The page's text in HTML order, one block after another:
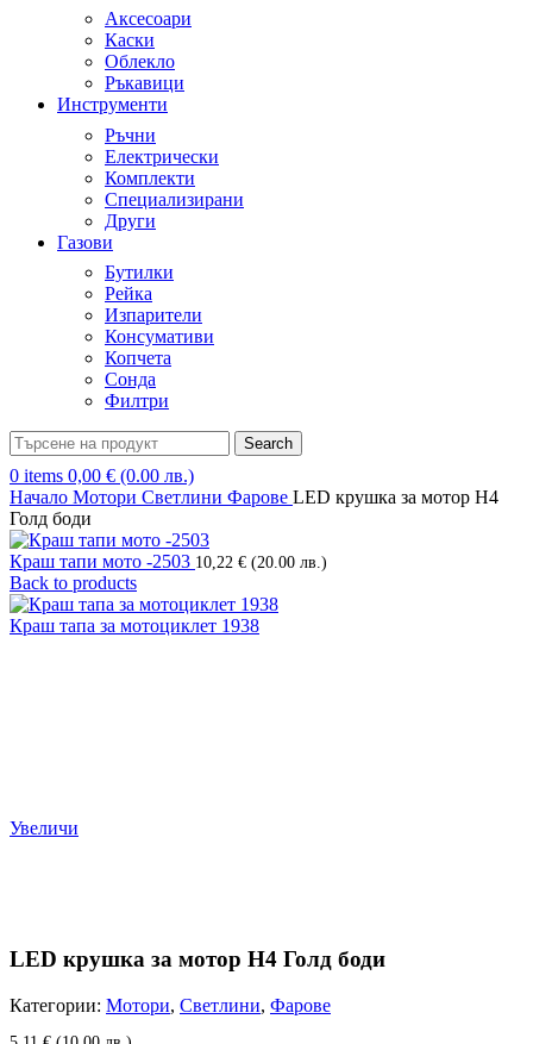
Аксесоари
Каски
Облекло
Ръкавици
Инструменти
Ръчни
Електрически
Комплекти
Специализирани
Други
Газови
Бутилки
Рейка
Изпарители
Консумативи
Копчета
Сонда
Филтри
Search
0 items 0,00 € (0.00 лв.)
Начало Мотори Светлини Фарове LED крушка за мотор H4
Голд боди
Краш тапи мото -2503 10,22 € (20.00 лв.)
Back to products
Краш тапа за мотоциклет 1938
Увеличи
LED крушка за мотор H4 Голд боди
Категории: Мотори, Светлини, Фарове